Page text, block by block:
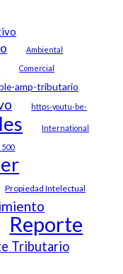
Ambiental
Comercial
amp-tributario
https-youtu-be-
International
500
Propiedad Intelectual
Reporte
Tributario